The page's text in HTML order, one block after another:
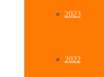
2023
2022